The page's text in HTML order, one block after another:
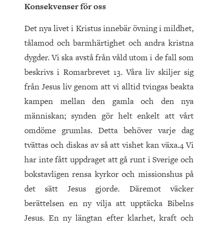
Konsekvenser för oss
Det nya livet i Kristus innebär övning i mildhet,
tålamod och barmhärtighet och andra kristna
dygder. Vi ska avstå från våld utom i de fall som
beskrivs i Romarbrevet 13. Våra liv skiljer sig
från Jesus liv genom att vi alltid tvingas beakta
kampen mellan den gamla och den nya
människan; synden gör helt enkelt att vårt
omdöme grumlas. Detta behöver varje dag
tvättas och diskas av så att vishet kan växa.4 Vi
har inte fått uppdraget att gå runt i Sverige och
bokstavligen rensa kyrkor och missionshus på
det sätt Jesus gjorde. Däremot väcker
berättelsen en ny vilja att upptäcka Bibelns
Jesus. En ny längtan efter klarhet, kraft och